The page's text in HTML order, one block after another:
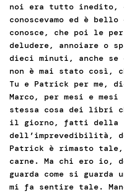
noi era tutto inedito,
conoscevamo ed è
conosce, che poi le
deludere, annoiare o
dieci minuti, anche se
non è mai stato così,
Tu e Patrick per me,
Marco, per mesi e
stessa cosa dei libri
il giorno, fatti della
dell’imprevedibilità,
Patrick è rimasto
carne. Ma chi ero io,
guarda come si guarda
mi fa sentire tale.